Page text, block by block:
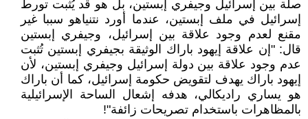
صلة بين إسرائيل وجيفري إبستين، بل هو قد يُثبت تورط
إسرائيل في ملف إبستين، عندما أورد نتنياهو سببا غير
مقنع لعدم وجود علاقة بين إسرائيل، وجيفري إبستين
قال: "إن علاقة إيهود باراك الوثيقة بجيفري إبستين تُثبت
عدم وجود علاقة بين دولة إسرائيل وجيفري إبستين، لأن
إيهود باراك يهدف لتقويض حكومة إسرائيل، كما أن باراك
هو يساري راديكالي، هدفه إشعال الساحة الإسرائيلية
بالمظاهرات باستخدام تصريحات زائفة"!